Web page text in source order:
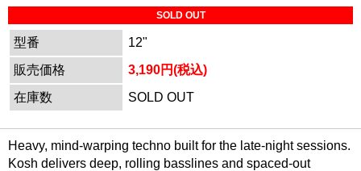
SOLD OUT
型番
12"
販売価格
3,190円(税込)
在庫数
SOLD OUT
Heavy, mind-warping techno built for the late-night sessions.
Kosh delivers deep, rolling basslines and spaced-out